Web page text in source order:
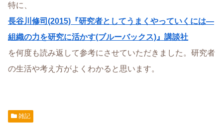
特に、
長谷川修司(2015)『研究者としてうまくやっていくには―
組織の力を研究に活かす(ブルーバックス)』講談社
を何度も読み返して参考にさせていただきました。研究者
の生活や考え方がよくわかると思います。
雑記